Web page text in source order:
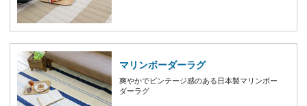
マリンボーダーラグ
爽やかでビンテージ感のある日本製マリンボー
ダーラグ